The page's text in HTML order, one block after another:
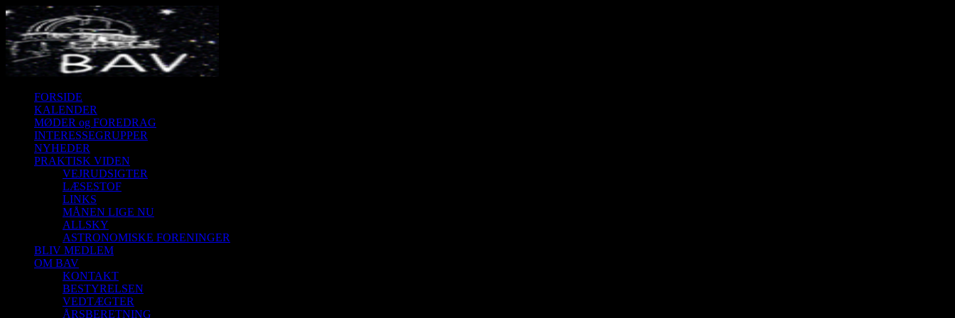
FORSIDE
KALENDER
MØDER og FOREDRAG
INTERESSEGRUPPER
NYHEDER
PRAKTISK VIDEN
VEJRUDSIGTER
LÆSESTOF
LINKS
MÅNEN LIGE NU
ALLSKY
ASTRONOMISKE FORENINGER
BLIV MEDLEM
OM BAV
KONTAKT
BESTYRELSEN
VEDTÆGTER
ÅRSBERETNING